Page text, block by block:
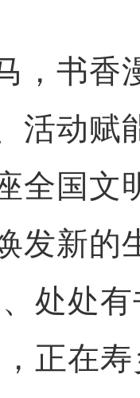
书香
活动赋
全国文
发新的
处处
正在